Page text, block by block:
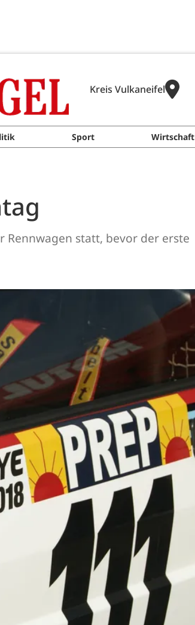
Kreis Vulkaneifel
Sport Wirtschaft
Rennwagen statt, bevor der erste